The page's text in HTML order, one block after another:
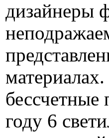
дизайнеры
бессчетные
году 6